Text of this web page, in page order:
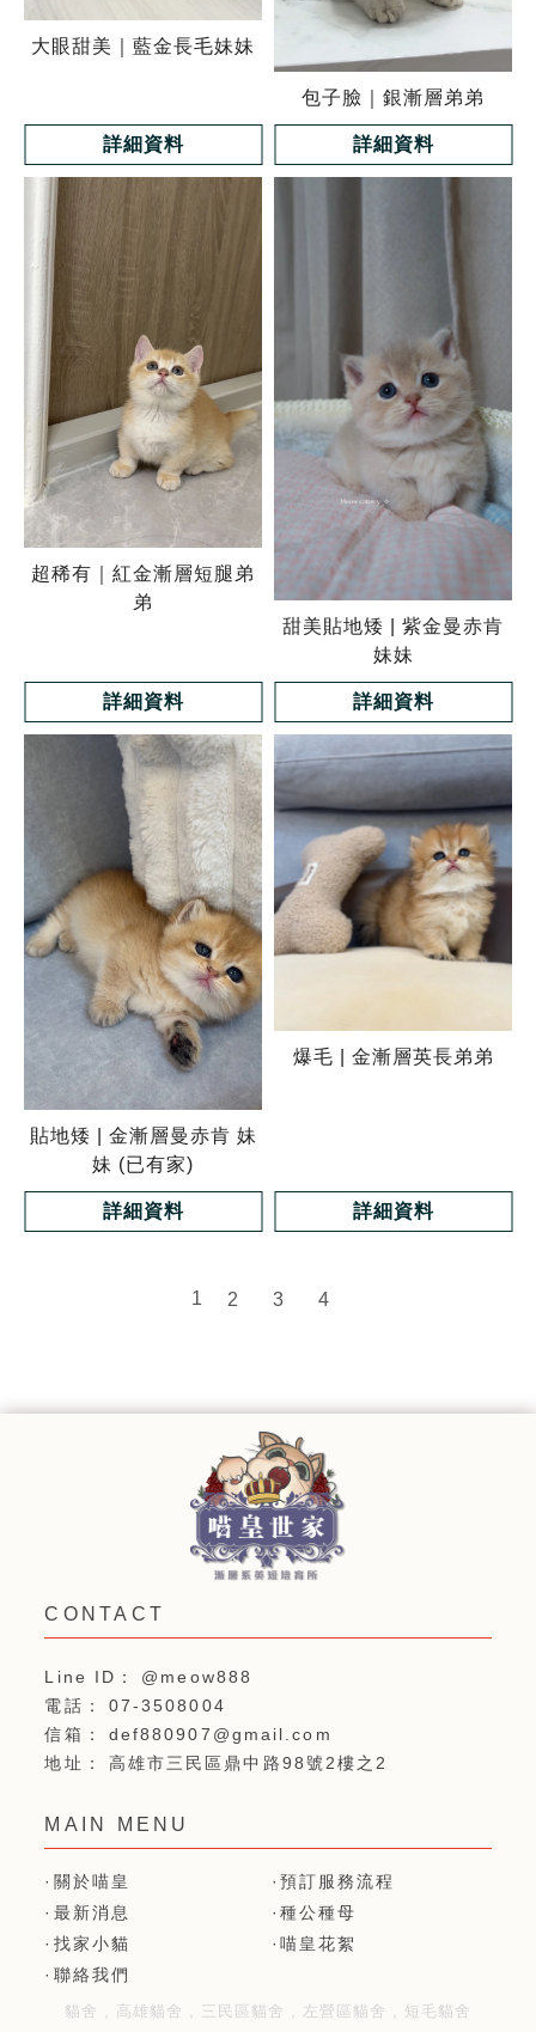
大眼甜美｜藍金長毛妹妹
詳細資料
包子臉｜銀漸層弟弟
詳細資料
超稀有｜紅金漸層短腿弟
弟
詳細資料
甜美貼地矮 | 紫金曼赤肯
妹妹
詳細資料
貼地矮 | 金漸層曼赤肯 妹
妹 (已有家)
詳細資料
爆毛 | 金漸層英長弟弟
詳細資料
1 2 3 4
@meow888
07-3508004
def880907@gmail.com
高雄市三民區鼎中路98號2樓之2
關於喵皇
預訂服務流程
最新消息
種公種母
找家小貓
喵皇花絮
聯絡我們
貓舍 高雄貓舍 三民區貓舍 左營區貓舍 短毛貓舍